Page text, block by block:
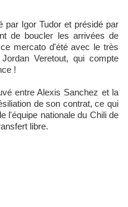
de boucler les arrivées de
mercato d'été avec le très
Veretout, qui compte
!
entre Alexis Sanchez et la
de son contrat, ce qui
l'équipe nationale du Chili de
libre.